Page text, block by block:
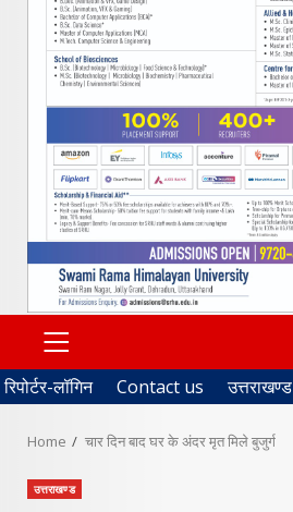
PRIMARY
MENU
रिपोर्टर-लॉगिन Contact us उत्तराखण्ड
Home चार दिन बाद घर के अंदर मृत मिले बुजुर्ग
उत्तराखण्ड